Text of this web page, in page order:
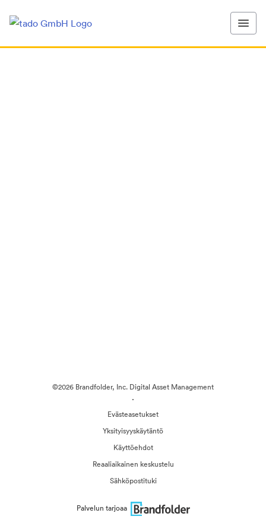
©2026 Brandfolder, Inc. Digital Asset Management
·
Evästeasetukset
Yksityisyyskäytäntö
Käyttöehdot
Reaaliaikainen keskustelu
Sähköpostituki
Palvelun tarjoaa